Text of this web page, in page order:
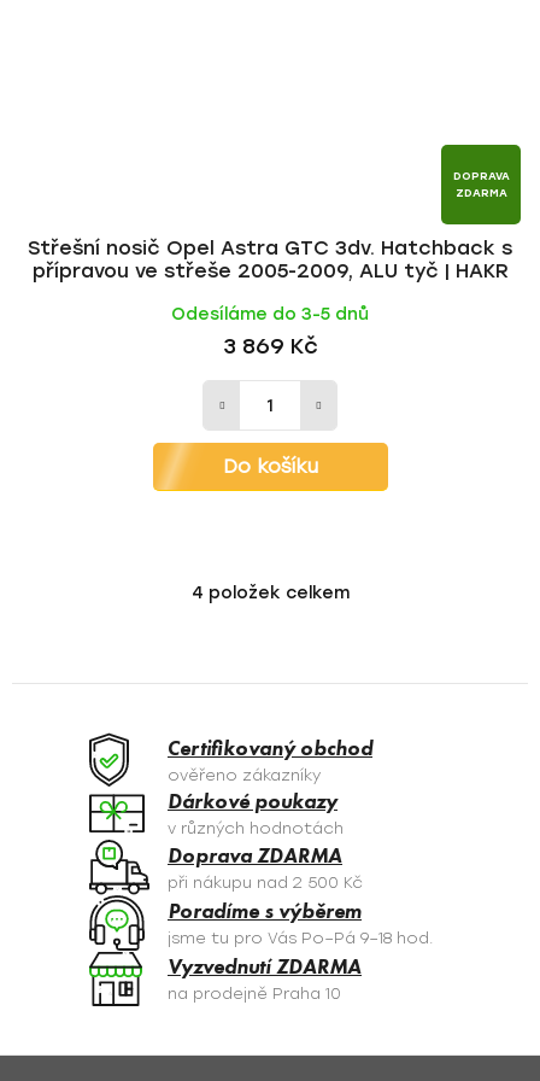
DOPRAVA
ZDARMA
Střešní nosič Opel Astra GTC 3dv. Hatchback s
přípravou ve střeše 2005-2009, ALU tyč | HAKR
Odesíláme do 3-5 dnů
3 869 Kč
Do košíku
O
á
c
í
p
r
v
k
y
v
ý
p
s
4 položek celkem
Certifikovaný obchod
ověřeno zákazníky
Dárkové poukazy
v různých hodnotách
Doprava ZDARMA
při nákupu nad 2 500 Kč
Poradíme s výběrem
jsme tu pro Vás Po–Pá 9–18 hod.
Vyzvednutí ZDARMA
na prodejně Praha 10